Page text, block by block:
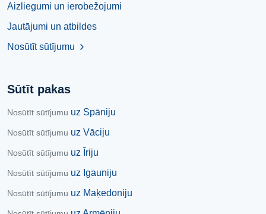
Aizliegumi un ierobežojumi
Jautājumi un atbildes
Nosūtīt sūtījumu
chevron_right
Sūtīt pakas
Nosūtīt sūtījumu uz Spāniju
Nosūtīt sūtījumu uz Vāciju
Nosūtīt sūtījumu uz Īriju
Nosūtīt sūtījumu uz Igauniju
Nosūtīt sūtījumu uz Maķedoniju